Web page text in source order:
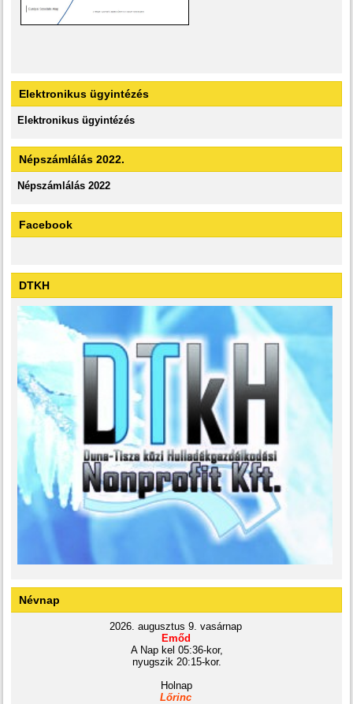
Elektronikus ügyintézés
Elektronikus ügyintézés
Népszámlálás 2022.
Népszámlálás 2022
Facebook
DTKH
Névnap
2026. augusztus 9. vasárnap
Emőd
A Nap kel 05:36-kor,
nyugszik 20:15-kor.
Holnap
Lőrinc